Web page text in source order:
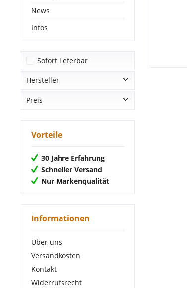
News
Infos
Sofort lieferbar
Hersteller
Diverse
Preis
von8,33 €
Vorteile
30 Jahre Erfahrung
Schneller Versand
Nur Markenqualität
Informationen
Über uns
Versandkosten
Kontakt
Widerrufsrecht